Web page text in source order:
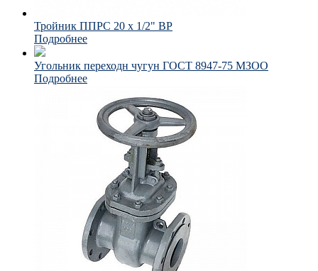
Тройник ППРС 20 х 1/2" ВР
Подробнее
Угольник переходн чугун ГОСТ 8947-75 МЗОО
Подробнее